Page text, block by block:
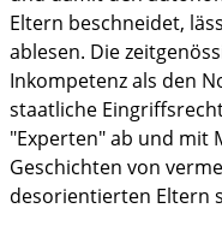
Eltern beschneidet,
ablesen. Die
Inkompetenz als den
staatliche
"Experten" ab und mit
Geschichten von
desorientierten Eltern